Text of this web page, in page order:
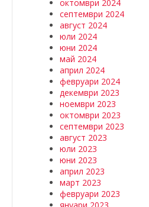
октомври 2024
септември 2024
август 2024
юли 2024
юни 2024
май 2024
април 2024
февруари 2024
декември 2023
ноември 2023
октомври 2023
септември 2023
август 2023
юли 2023
юни 2023
април 2023
март 2023
февруари 2023